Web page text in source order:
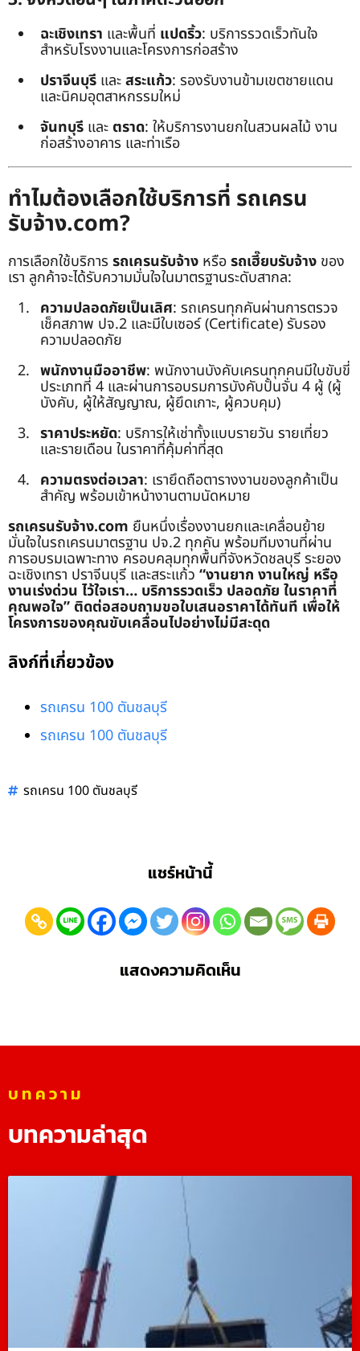
ฉะเชิงเทรา และพื้นที่ แปดริ้ว: บริการรวดเร็วทันใจ
สำหรับโรงงานและโครงการก่อสร้าง
ปราจีนบุรี และสระแก้ว: รองรับงานข้ามเขตชายแดน
และนิคมอุตสาหกรรมใหม่
จันทบุรี และ ตราด: ให้บริการงานยกในสวนผลไม้ งาน
ก่อสร้างอาคาร และท่าเรือ
ทำไมต้องเลือกใช้บริการที่ รถเครน
รับจ้าง.com?
การเลือกใช้บริการ รถเครนรับจ้าง หรือรถเฮี๊ยบรับจ้าง ของ
เรา ลูกค้าจะได้รับความมั่นใจในมาตรฐานระดับสากล:
ความปลอดภัยเป็นเลิศ: รถเครนทุกคันผ่านการตรวจ
เช็คสภาพ ปจ.2 และมีใบเซอร์ (Certificate) รับรอง
ความปลอดภัย
พนักงานมืออาชีพ: พนักงานบังคับเครนทุกคนมีใบขับขี่
ประเภทที่ 4 และผ่านการอบรมการบังคับปั้นจั่น 4 ผู้ (ผู้
บังคับ, ผู้ให้สัญญาณ, ผู้ยึดเกาะ, ผู้ควบคุม)
ราคาประหยัด: บริการให้เช่าทั้งแบบรายวัน รายเที่ยว
และรายเดือน ในราคาที่คุ้มค่าที่สุด
ความตรงต่อเวลา: เรายึดถือตารางงานของลูกค้าเป็น
สำคัญ พร้อมเข้าหน้างานตามนัดหมาย
รถเครนรับจ้าง.com ยืนหนึ่งเรื่องงานยกและเคลื่อนย้าย
มั่นใจในรถเครนมาตรฐาน ปจ.2 ทุกคัน พร้อมทีมงานที่ผ่าน
การอบรมเฉพาะทาง ครอบคลุมทุกพื้นที่จังหวัดชลบุรี ระยอง
ฉะเชิงเทรา ปราจีนบุรี และสระแก้ว “งานยาก งานใหญ่ หรือ
งานเร่งด่วน ไว้ใจเรา… บริการรวดเร็ว ปลอดภัย ในราคาที่
คุณพอใจ” ติดต่อสอบถามขอใบเสนอราคาได้ทันที เพื่อให้
โครงการของคุณขับเคลื่อนไปอย่างไม่มีสะดุด
ลิงก์ที่เกี่ยวข้อง
รถเครน 100 ตันชลบุรี
รถเครน 100 ตันชลบุรี
รถเครน 100 ตันชลบุรี
แชร์หน้านี้
แสดงความคิดเห็น
บทความ
บทความล่าสุด